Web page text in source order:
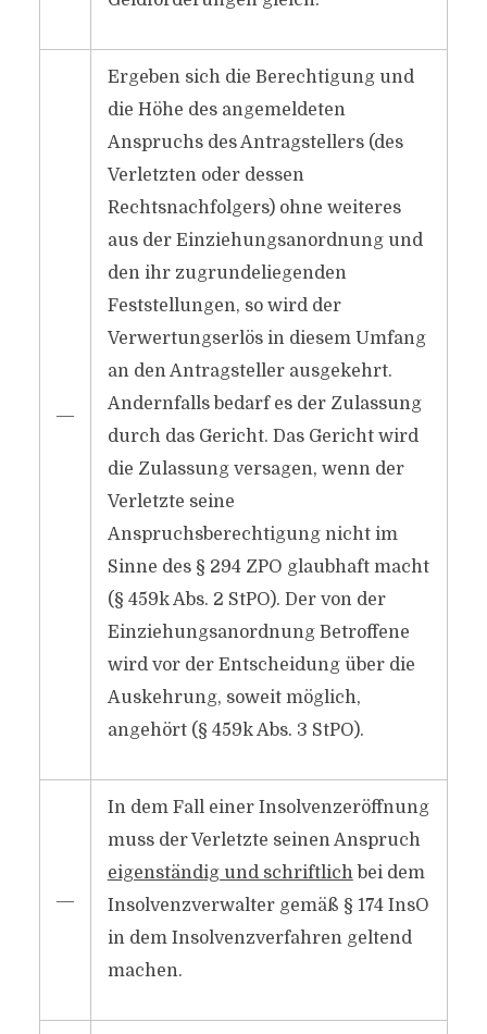
―
Ergeben sich die Berechtigung und
die Höhe des angemeldeten
Anspruchs des Antragstellers (des
Verletzten oder dessen
Rechtsnachfolgers) ohne weiteres
aus der Einziehungsanordnung und
den ihr zugrundeliegenden
Feststellungen, so wird der
Verwertungserlös in diesem Umfang
an den Antragsteller ausgekehrt.
Andernfalls bedarf es der Zulassung
durch das Gericht. Das Gericht wird
die Zulassung versagen, wenn der
Verletzte seine
Anspruchsberechtigung nicht im
Sinne des § 294 ZPO glaubhaft macht
(§ 459k Abs. 2 StPO). Der von der
Einziehungsanordnung Betroffene
wird vor der Entscheidung über die
Auskehrung, soweit möglich,
angehört (§ 459k Abs. 3 StPO).
―
In dem Fall einer Insolvenzeröffnung
muss der Verletzte seinen Anspruch
eigenständig und schriftlichbei dem
Insolvenzverwalter gemäß § 174 InsO
in dem Insolvenzverfahren geltend
machen.